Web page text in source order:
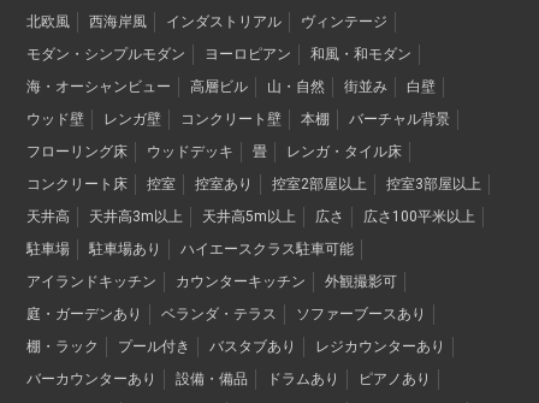
北欧風
西海岸風 インダストリアル
ヴィンテージ
モダン・シンプルモダン
ヨーロピアン
和風・和モダン
海・オーシャンビュー
高層ビル 山・自然 街並み
白壁
ウッド壁
レンガ壁 コンクリート壁 本棚
バーチャル背景
フローリング床
ウッドデッキ 畳
レンガ・タイル床
コンクリート床
控室 控室あり 控室2部屋以上
控室3部屋以上
天井高
天井高3m以上 天井高5m以上 広さ
広さ100平米以上
駐車場
駐車場あり
ハイエースクラス駐車可能
アイランドキッチン
カウンターキッチン
外観撮影可
庭・ガーデンあり
ベランダ・テラス
ソファーブースあり
棚・ラック
プール付き バスタブあり
レジカウンターあり
バーカウンターあり
設備・備品 ドラムあり
ピアノあり